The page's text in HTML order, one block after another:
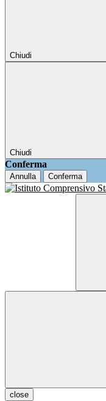
Chiudi
Chiudi
Conferma
Annulla Conferma
close